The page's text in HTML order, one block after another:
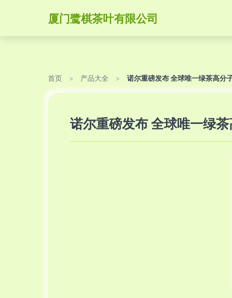
厦门鹭棋茶叶有限公司
首页 > 产品大全 > 诺尔重磅发布 全球唯一绿茶高分
诺尔重磅发布 全球唯一绿